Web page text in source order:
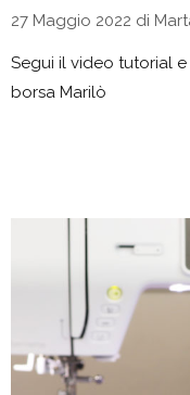
27 Maggio 2022 di
Segui il video tutorial
borsa Marilò